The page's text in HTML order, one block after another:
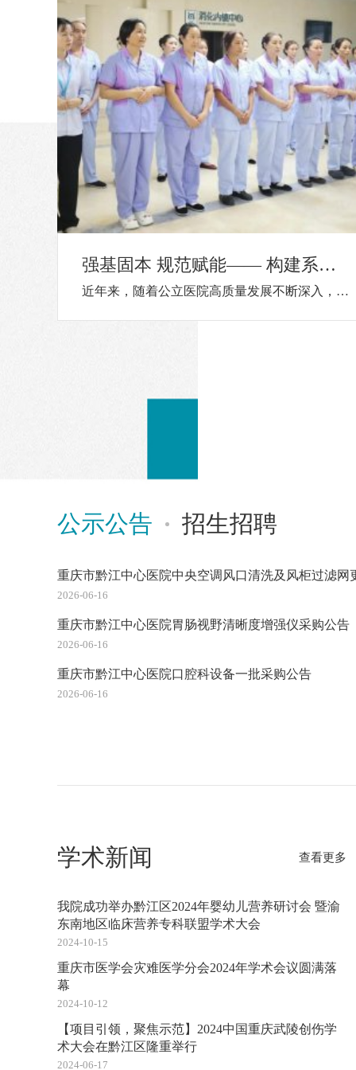
2026 年欧洲放射学大会（European Congress of Radiology，ECR）于 3 月 4 日至 8 日在“世界音乐之都”奥地利维也纳盛大启幕。本届大会以“Rays of Knowledge”(知识之光)为核心主题，汇聚了来自世界各地的数万名专家学者。我院肿瘤科副主任许美凤应邀参会，并以壁报的形式分享了题为“Diagnostic Value of Spectral CT in Mediastinal Lymph Node Assessment for Non-Small Cell Lung Cancer within the Node-RADS Framework ”的研究内容。 该研究旨在评估Node-RADS分级标准背景下光谱CT对非小细胞肺癌纵
公示公告 招生招聘
重庆市黔江中心医院中央空调风口清洗及风柜过滤网
2026-06-16
重庆市黔江中心医院胃肠视野清晰度增强仪采购公告
2026-06-16
重庆市黔江中心医院口腔科设备一批采购公告
2026-06-16
学术新闻 查看更多
我院成功举办黔江区2024年婴幼儿营养研讨会 暨渝
东南地区临床营养专科联盟学术大会
2024-10-15
重庆市医学会灾难医学分会2024年学术会议圆满落
幕
2024-10-12
【项目引领，聚焦示范】2024中国重庆武陵创伤学
术大会在黔江区隆重举行
2024-06-17